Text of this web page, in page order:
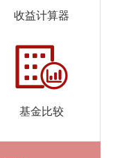
收益计算器
基金比较